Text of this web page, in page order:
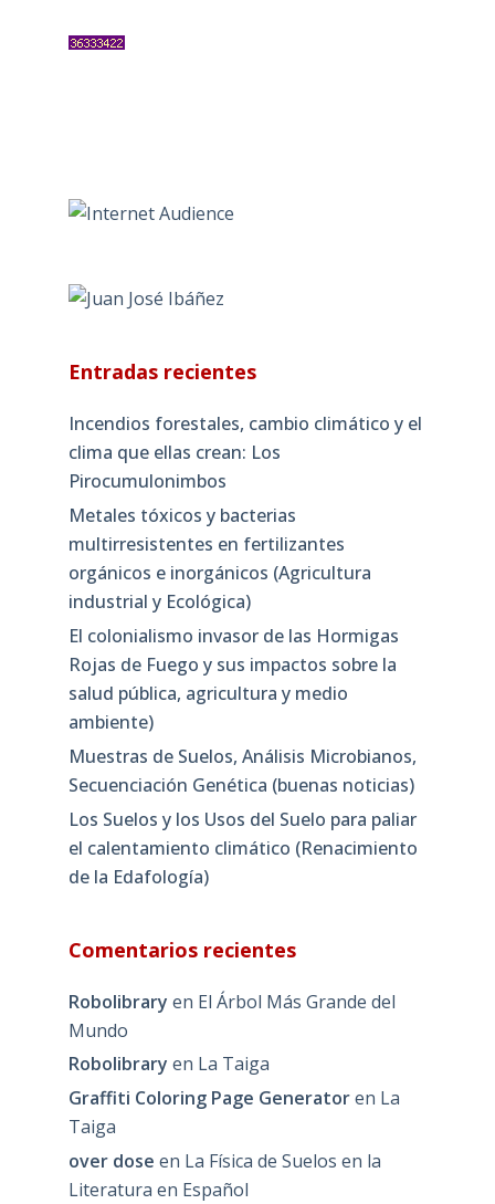
Entradas recientes
Incendios forestales, cambio climático y el
clima que ellas crean: Los
Pirocumulonimbos
Metales tóxicos y bacterias
multirresistentes en fertilizantes
orgánicos e inorgánicos (Agricultura
industrial y Ecológica)
El colonialismo invasor de las Hormigas
Rojas de Fuego y sus impactos sobre la
salud pública, agricultura y medio
ambiente)
Muestras de Suelos, Análisis Microbianos,
Secuenciación Genética (buenas noticias)
Los Suelos y los Usos del Suelo para paliar
el calentamiento climático (Renacimiento
de la Edafología)
Comentarios recientes
Robolibrary en El Árbol Más Grande del
Mundo
Robolibrary en La Taiga
Graffiti Coloring Page Generatoren La
Taiga
over dose en La Física de Suelos en la
Literatura en Español